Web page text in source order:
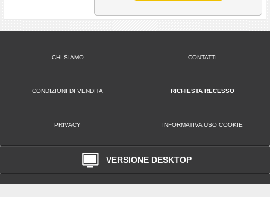
CHI SIAMO CONTATTI
CONDIZIONI DI VENDITA RICHIESTA RECESSO
PRIVACY INFORMATIVA USO COOKIE
VERSIONE DESKTOP